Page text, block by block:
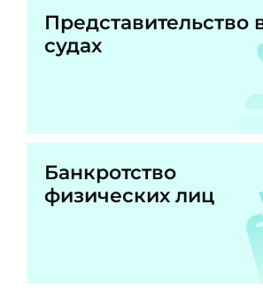
Представительство
судах
Банкротство
физических лиц